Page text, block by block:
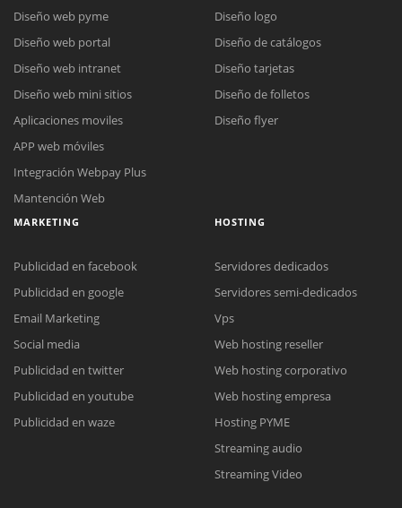
Reunión online
Nuestros ejecutivos le enviarán un correo electrónico con el enlace a
Meet para la reunión online.
Cotización
Todos nuestros ejecutivos están fuera de línea. Complete el formulario
Diseño web pyme
Diseño web portal
Diseño web intranet
Diseño web mini sitios
Aplicaciones moviles
APP web móviles
Integración Webpay Plus
Mantención Web
Diseño logo
Diseño de catálogos
Diseño tarjetas
Diseño de folletos
Diseño flyer
MARKETING
Publicidad en facebook
Publicidad en google
Email Marketing
Social media
Publicidad en twitter
Publicidad en youtube
Publicidad en waze
HOSTING
Servidores dedicados
Servidores semi-dedicados
Vps
Web hosting reseller
Web hosting corporativo
Web hosting empresa
Hosting PYME
Streaming audio
Streaming Video